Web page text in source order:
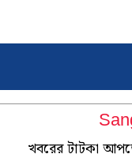
খবরের টাটকা